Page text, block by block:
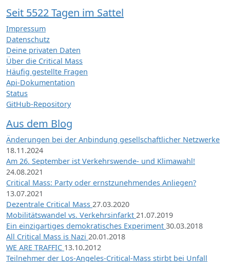
Seit 5522 Tagen im Sattel
Impressum
Datenschutz
Deine privaten Daten
Über die Critical Mass
Häufig gestellte Fragen
Api-Dokumentation
Status
GitHub-Repository
Aus dem Blog
Änderungen bei der Anbindung gesellschaftlicher Netzwerke
18.11.2024
Am 26. September ist Verkehrswende- und Klimawahl!
24.08.2021
Critical Mass: Party oder ernstzunehmendes Anliegen?
13.07.2021
Dezentrale Critical Mass 27.03.2020
Mobilitätswandel vs. Verkehrsinfarkt 21.07.2019
Ein einzigartiges demokratisches Experiment 30.03.2018
All Critical Mass is Nazi 20.01.2018
WE ARE TRAFFIC 13.10.2012
Teilnehmer der Los-Angeles-Critical-Mass stirbt bei Unfall